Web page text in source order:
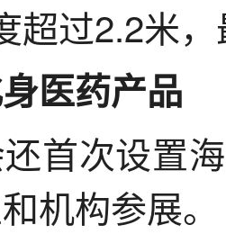
超过2.2米
医药产品
首次设置
机构参展。